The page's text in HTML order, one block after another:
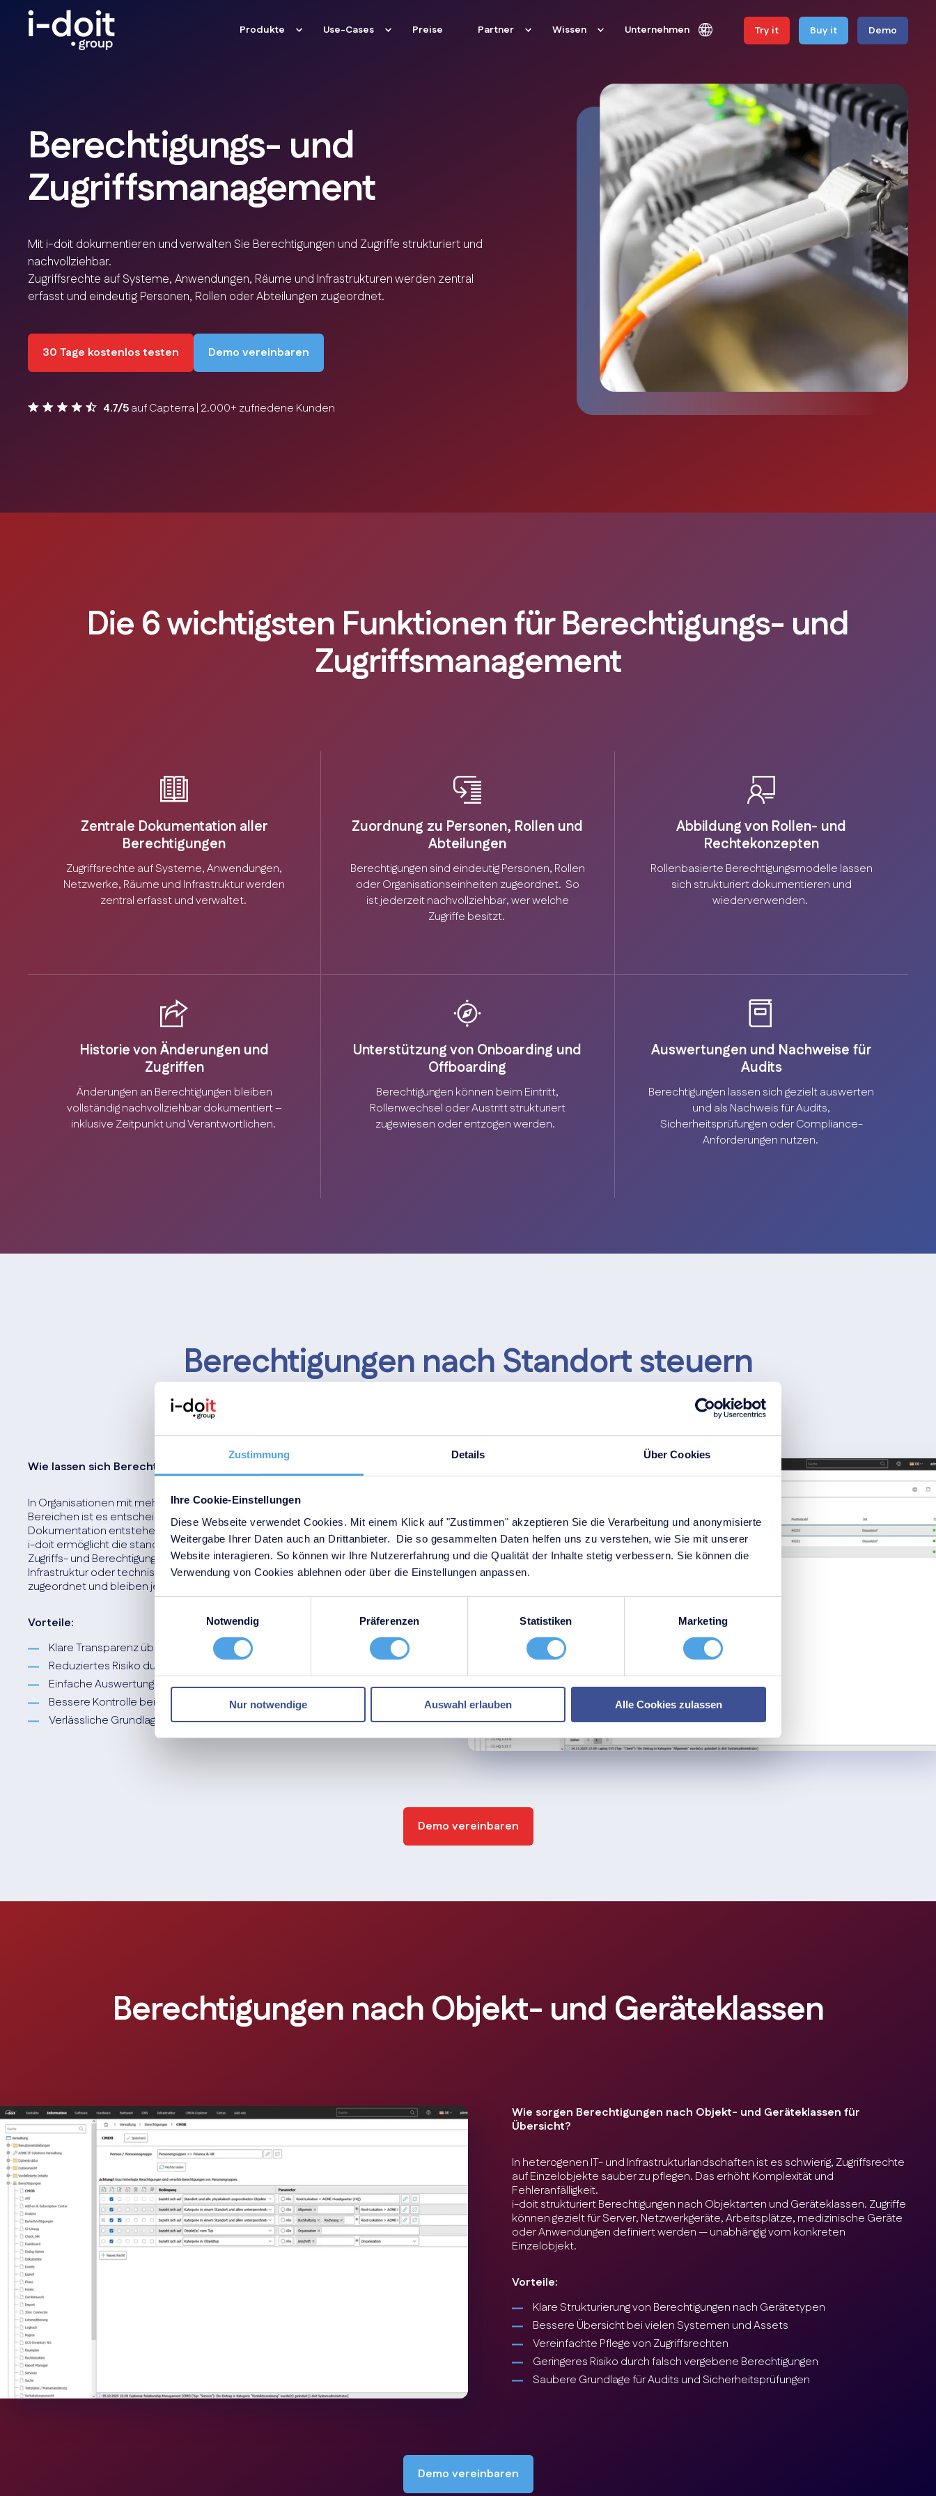
Zustimmung Details Über Cookies
Ihre Cookie-Einstellungen
Diese Webseite verwendet Cookies. Mit einem Klick auf "Zustimmen" akzeptieren Sie die Verarbeitung und anonymisierte
Weitergabe Ihrer Daten auch an Drittanbieter. Die so gesammelten Daten helfen uns zu verstehen, wie Sie mit unserer
Website interagieren. So können wir Ihre Nutzererfahrung und die Qualität der Inhalte stetig verbessern. Sie können die
Verwendung von Cookies ablehnen oder über die Einstellungen anpassen.
Notwendig
Präferenzen Statistiken Marketing
Nur notwendige Auswahl erlauben Alle Cookies zulassen
Produkte Use-Cases Preise Partner Wissen Unternehmen Try it Buy it Demo
Berechtigungs- und
Zugriffsmanagement
Mit i-doit dokumentieren und verwalten Sie Berechtigungen und Zugriffe strukturiert und
nachvollziehbar.
Zugriffsrechte auf Systeme, Anwendungen, Räume und Infrastrukturen werden zentral
erfasst und eindeutig Personen, Rollen oder Abteilungen zugeordnet.
30 Tage kostenlos testen Demo vereinbaren
4.7/5auf Capterra | 2.000+ zufriedene Kunden
Die 6 wichtigsten Funktionen für Berechtigungs- und
Zugriffsmanagement
Zentrale Dokumentation aller
Berechtigungen
Zugriffsrechte auf Systeme, Anwendungen,
Netzwerke, Räume und Infrastruktur werden
zentral erfasst und verwaltet.
Zuordnung zu Personen, Rollen und
Abteilungen
Berechtigungen sind eindeutig Personen, Rollen
oder Organisationseinheiten zugeordnet. So
ist jederzeit nachvollziehbar, wer welche
Zugriffe besitzt.
Abbildung von Rollen- und
Rechtekonzepten
Rollenbasierte Berechtigungsmodelle lassen
sich strukturiert dokumentieren und
wiederverwenden.
Historie von Änderungen und
Zugriffen
Änderungen an Berechtigungen bleiben
vollständig nachvollziehbar dokumentiert –
inklusive Zeitpunkt und Verantwortlichen.
Unterstützung von Onboarding und
Offboarding
Berechtigungen können beim Eintritt,
Rollenwechsel oder Austritt strukturiert
zugewiesen oder entzogen werden.
Auswertungen und Nachweise für
Audits
Berechtigungen lassen sich gezielt auswerten
und als Nachweis für Audits,
Sicherheitsprüfungen oder Compliance-
Anforderungen nutzen.
Berechtigungen nach Standort steuern
Wie lassen sich Berechtigungen standortbezogen steuern?
In Organisationen mit mehreren Standorten, Außenstellen oder sensiblen
Bereichen ist es entscheidend zu wissen, wer wo Zugriff hat. Ohne strukturierte
Dokumentation entstehen schnell unklare oder veraltete Berechtigungen.
i-doit ermöglicht die standortbezogene Dokumentation und Auswertung von
Zugriffs- und Berechtigungsinformationen. Berechtigungen für Systeme, Räume,
Infrastruktur oder technische Anlagen werden eindeutig einzelnen Standorten
zugeordnet und bleiben jederzeit nachvollziehbar anpassbar.
Vorteile:
Klare Transparenz über Zugriffsrechte je Standort
Reduziertes Risiko durch veraltete oder unklare Berechtigungen
Einfache Auswertung für Audits und Sicherheitsprüfungen
Bessere Kontrolle bei mehreren Standorten oder Außenstellen
Verlässliche Grundlage für standortbezogene Sicherheitskonzepte
Demo vereinbaren
Berechtigungen nach Objekt- und Geräteklassen
Wie sorgen Berechtigungen nach Objekt- und Geräteklassen für
Übersicht?
In heterogenen IT- und Infrastrukturlandschaften ist es schwierig, Zugriffsrechte
auf Einzelobjekte sauber zu pflegen. Das erhöht Komplexität und
Fehleranfälligkeit.
i-doit strukturiert Berechtigungen nach Objektarten und Geräteklassen. Zugriffe
können gezielt für Server, Netzwerkgeräte, Arbeitsplätze, medizinische Geräte
oder Anwendungen definiert werden — unabhängig vom konkreten
Einzelobjekt.
Vorteile:
Klare Strukturierung von Berechtigungen nach Gerätetypen
Bessere Übersicht bei vielen Systemen und Assets
Vereinfachte Pflege von Zugriffsrechten
Geringeres Risiko durch falsch vergebene Berechtigungen
Saubere Grundlage für Audits und Sicherheitsprüfungen
Demo vereinbaren